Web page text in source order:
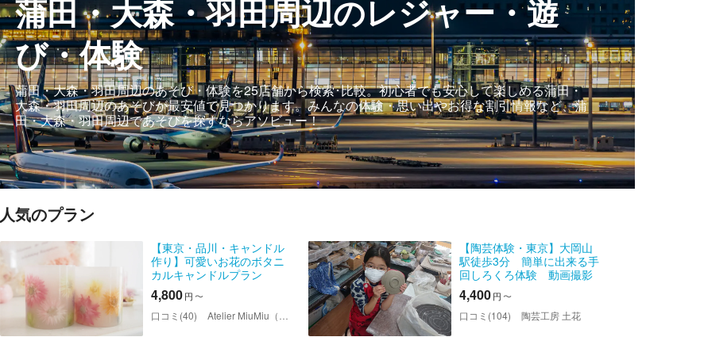
蒲田・大森・羽田周辺のレジャー・遊
び・体験
蒲田・大森・羽田周辺のあそび・体験を25店舗から検索･比較。初心者でも安心して楽しめる蒲田・
大森・羽田周辺のあそびが最安値で見つかります。みんなの体験・思い出やお得な割引情報など、蒲
田・大森・羽田周辺であそびを探すならアソビュー！
人気のプラン
【東京・品川・キャンドル
作り】可愛いお花のボタニ
カルキャンドルプラン
4,800円 〜
口コミ(40) Atelier MiuMiu（アトリエミュウミュウ）
【陶芸体験・東京】大岡山
駅徒歩3分 簡単に出来る手
回しろくろ体験 動画撮影
サービスで思い出バッチ
リ！１枠１組限定 プライべ
ート体験
4,400円 〜
口コミ(104) 陶芸工房 土花